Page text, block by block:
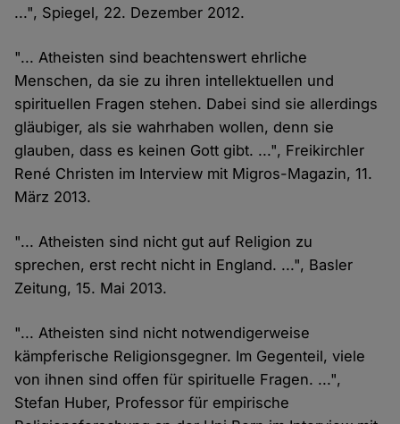
...", Spiegel, 22. Dezember 2012.
"... Atheisten sind beachtenswert ehrliche
Menschen, da sie zu ihren intellektuellen und
spirituellen Fragen stehen. Dabei sind sie allerdings
gläubiger, als sie wahrhaben wollen, denn sie
glauben, dass es keinen Gott gibt. ...", Freikirchler
René Christen im Interview mit Migros-Magazin, 11.
März 2013.
"... Atheisten sind nicht gut auf Religion zu
sprechen, erst recht nicht in England. ...", Basler
Zeitung, 15. Mai 2013.
"... Atheisten sind nicht notwendigerweise
kämpferische Religionsgegner. Im Gegenteil, viele
von ihnen sind offen für spirituelle Fragen. ...",
Stefan Huber, Professor für empirische